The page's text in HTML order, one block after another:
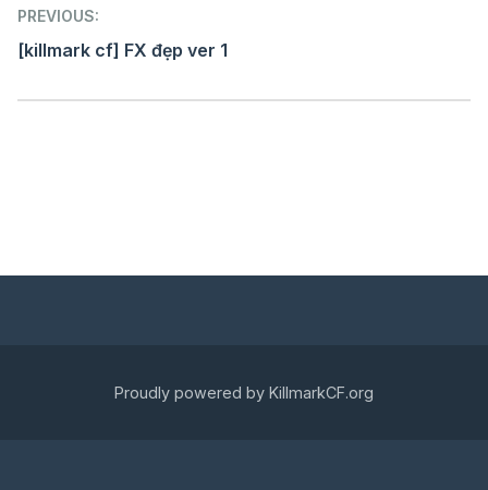
Post
navigation
PREVIOUS:
[killmark cf] FX đẹp ver 1
Proudly powered by KillmarkCF.org